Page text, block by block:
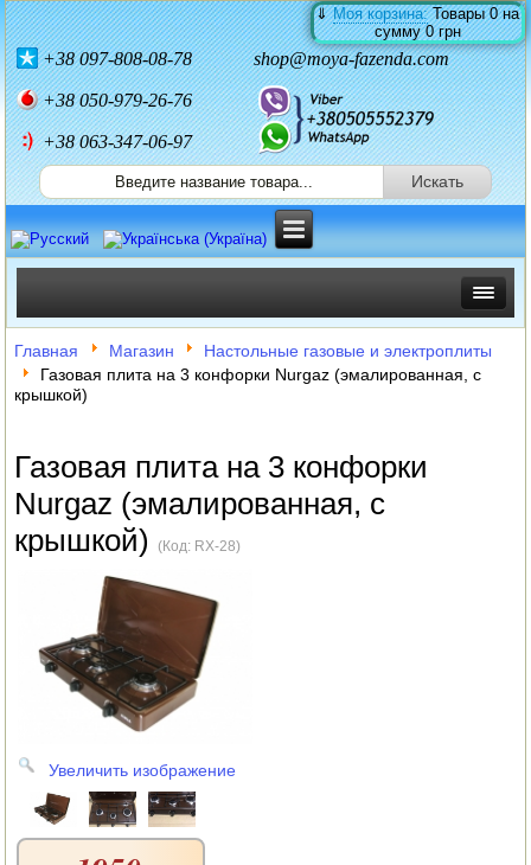
⇓Моя корзина:Товары0на
сумму0 грн
+38097-808-08-78 shop@moya-fazenda.com
+38050-979-26-76
+38 063-347-06-97
ИНКУБАТОРЫ
ЗЕРНОДРОБИЛКИ
СОЛОМОРЕЗКИ
АВТОКЛАВЫ
ДЛЯ ОГОРОДА
НАВЕСНОЕ ДЛЯ МОТОБЛОКОВ
СЕПАРАТОРЫ И МАСЛОБОЙКИ
СЫРОВАРНИ
ШИНКОВКИ
ДЛЯ ДОМА И САДА
Главная Магазин
Настольные газовые и электроплиты
Газовая плита на 3 конфорки Nurgaz (эмалированная, с
крышкой)
Газовая плита на 3 конфорки
Nurgaz (эмалированная, с
крышкой)(Код: RX-28)
Увеличить изображение